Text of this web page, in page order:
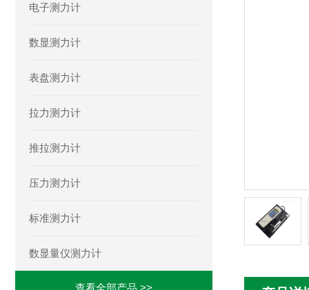
电子测力计
数显测力计
表盘测力计
拉力测力计
推拉测力计
压力测力计
标准测力计
数显量仪测力计
查看全部产品 >>